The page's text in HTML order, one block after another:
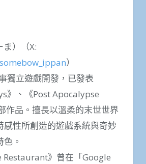
）（X:
）
獨立遊戲開發，已發表
》、《Post Apocalypse
作品。擅長以溫柔的末世世界
感性所創造的遊戲系統與奇妙
。
Restaurant》曾在「Google